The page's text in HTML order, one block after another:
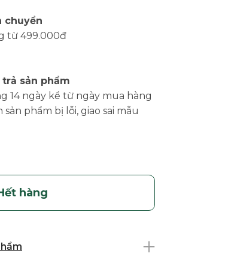
chuyển
từ 499.000đ
sản phẩm
14 ngày kể từ ngày mua hàng
phẩm bị lỗi, giao sai mẫu
hàng